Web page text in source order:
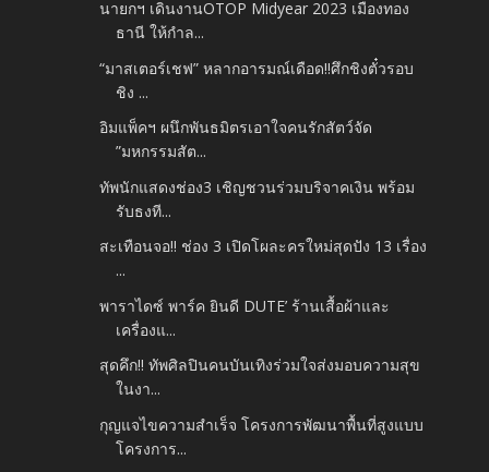
นายกฯ เดินงานOTOP Midyear 2023 เมืองทอง
ธานี ให้กำล...
“มาสเตอร์เชฟ” หลากอารมณ์เดือด!!ศึกชิงตั๋วรอบ
ชิง ...
อิมแพ็คฯ ผนึกพันธมิตรเอาใจคนรักสัตว์จัด
”มหกรรมสัต...
ทัพนักแสดงช่อง3 เชิญชวนร่วมบริจาคเงิน พร้อม
รับธงที...
สะเทือนจอ!! ช่อง 3 เปิดโผละครใหม่สุดปัง 13 เรื่อง
...
พาราไดซ์ พาร์ค ยินดี DUTE’ ร้านเสื้อผ้าและ
เครื่องแ...
สุดคึก!! ทัพศิลปินคนบันเทิงร่วมใจส่งมอบความสุข
ในงา...
กุญแจไขความสำเร็จ โครงการพัฒนาพื้นที่สูงแบบ
โครงการ...